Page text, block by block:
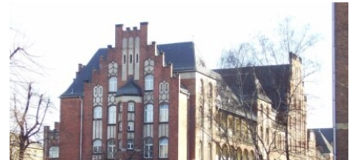
СИБИРЬ.РЕАЛИИ
РАСПИСАНИЕ ВЕЩАНИЯ
ПОДПИШИТЕСЬ НА РАССЫЛКУ
СОЦИАЛЬНЫЕ СЕТИ